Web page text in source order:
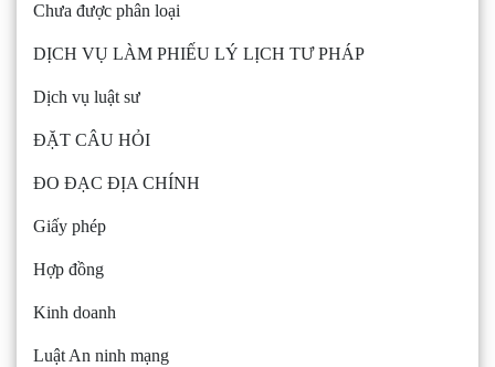
Chưa được phân loại
DỊCH VỤ LÀM PHIẾU LÝ LỊCH TƯ PHÁP
Dịch vụ luật sư
ĐẶT CÂU HỎI
ĐO ĐẠC ĐỊA CHÍNH
Giấy phép
Hợp đồng
Kinh doanh
Luật An ninh mạng